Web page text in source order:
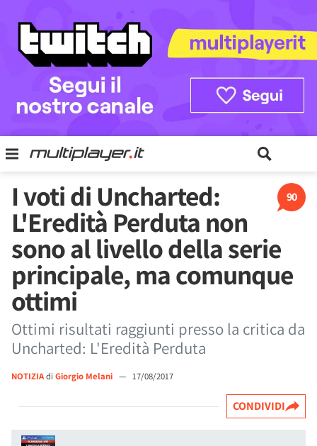
90
I voti di Uncharted:
L'Eredità Perduta non
sono al livello della serie
principale, ma comunque
ottimi
Ottimi risultati raggiunti presso la critica da
Uncharted: L'Eredità Perduta
NOTIZIAdi Giorgio Melani — 17/08/2017
CONDIVIDI